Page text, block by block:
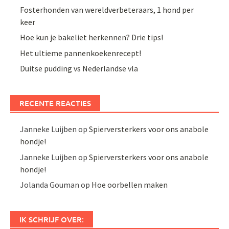
Fosterhonden van wereldverbeteraars, 1 hond per
keer
Hoe kun je bakeliet herkennen? Drie tips!
Het ultieme pannenkoekenrecept!
Duitse pudding vs Nederlandse vla
RECENTE REACTIES
Janneke Luijben opSpierversterkers voor ons anabole
hondje!
Janneke Luijben opSpierversterkers voor ons anabole
hondje!
Jolanda Gouman op Hoe oorbellen maken
IK SCHRIJF OVER: